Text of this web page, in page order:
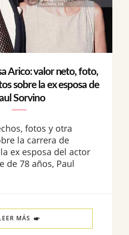
Arico: valor neto, foto,
sobre la ex esposa de
Sorvino
fotos y otra
la carrera de
ex esposa del actor
de 78 años, Paul
MÁS